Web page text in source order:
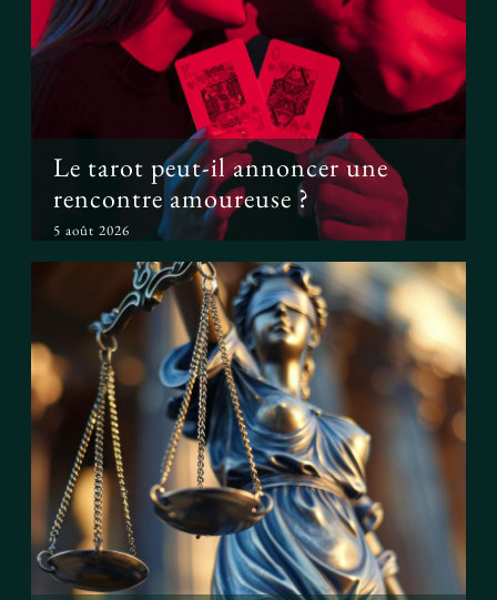
Le tarot peut-il annoncer une
rencontre amoureuse ?
Le tarot peut-il annoncer une
rencontre amoureuse ?
5 août 2026
Peut-on prouver que le tarot
fonctionne ?